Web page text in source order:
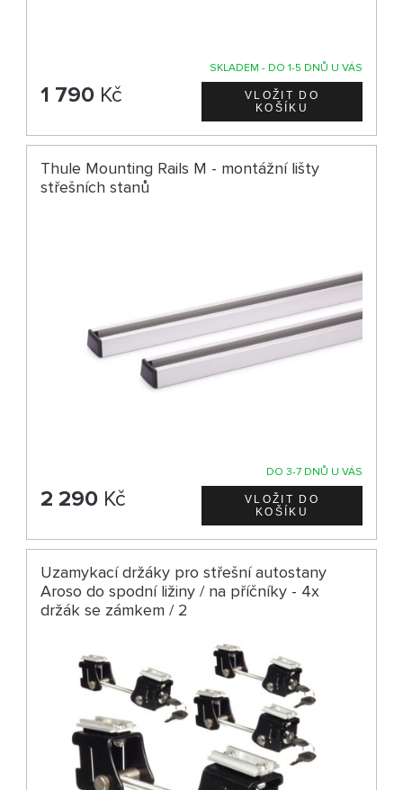
SKLADEM - DO 1-5 DNŮ U VÁS
1 790 Kč
Thule Mounting Rails M - montážní lišty
střešních stanů
DO 3-7 DNŮ U VÁS
2 290 Kč
Uzamykací držáky pro střešní autostany
Aroso do spodní ližiny / na příčníky - 4x
držák se zámkem / 2